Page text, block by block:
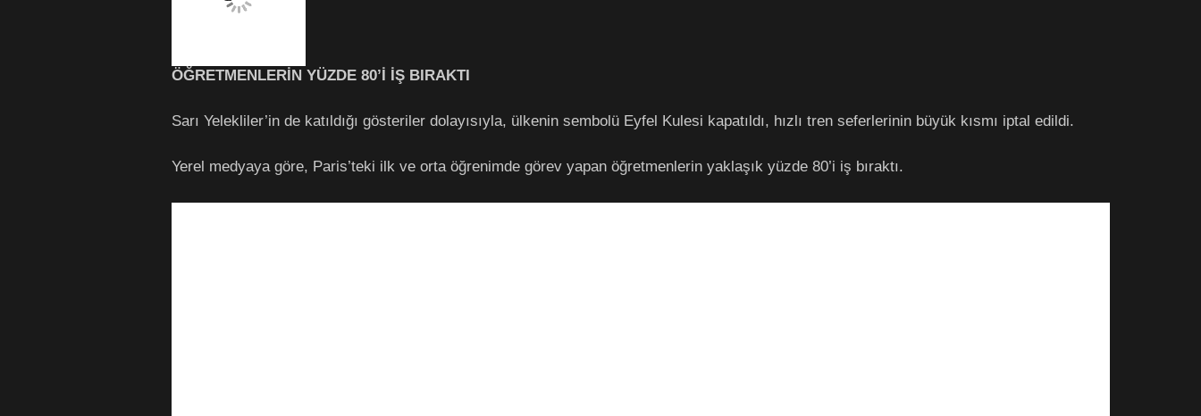
ÖĞRETMENLERİN YÜZDE 80’İ İŞ BIRAKTI
Sarı Yelekliler’in de katıldığı gösteriler dolayısıyla, ülkenin sembolü Eyfel Kulesi kapatıldı, hızlı tren seferlerinin büyük kısmı iptal edildi.
Yerel medyaya göre, Paris’teki ilk ve orta öğrenimde görev yapan öğretmenlerin yaklaşık yüzde 80’i iş bıraktı.